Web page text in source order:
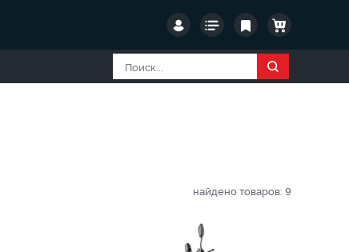
найдено товаров: 9